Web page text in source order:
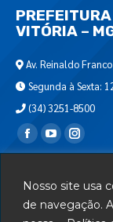
Nosso site usa
de navegação.
VITÓRIA –
Av. Reinaldo
Segunda à Sexta:
(34) 3251-8500
Encontre-nos em:
Departamento